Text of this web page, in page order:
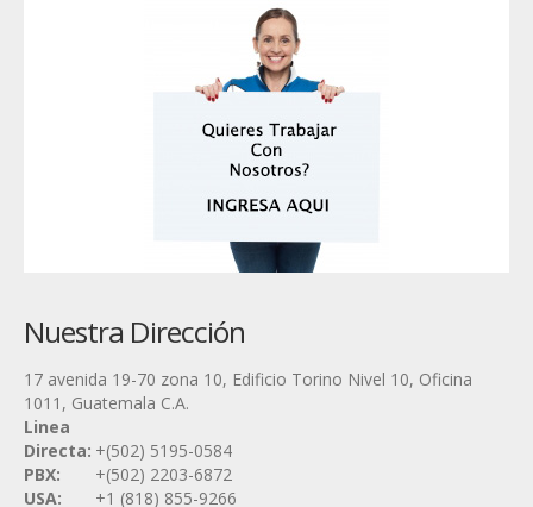
Nuestra Dirección
17 avenida 19-70 zona 10, Edificio Torino Nivel 10, Oficina
1011, Guatemala C.A.
Linea
Directa: +(502) 5195-0584
PBX:
+(502) 2203-6872
USA:
+1 (818) 855-9266